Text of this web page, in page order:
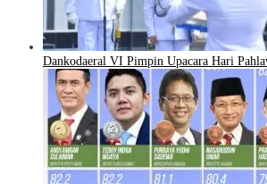
Dankodaeral VI Pimpin Upacara Hari